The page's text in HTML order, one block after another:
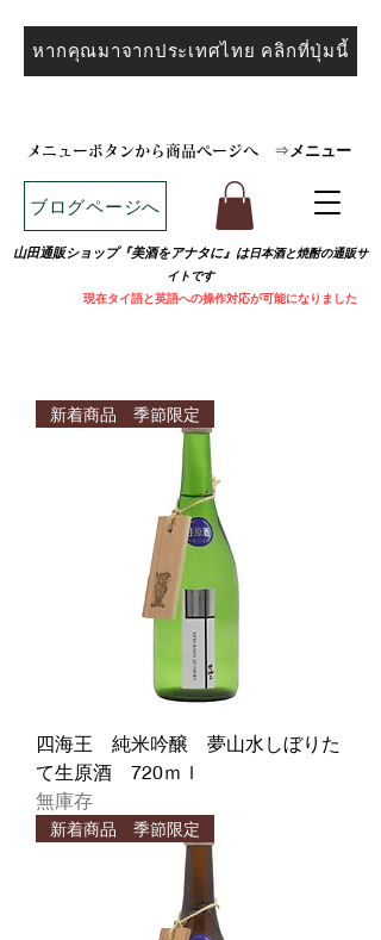
หากคุณมาจากประเทศไทย คลิกที่ปุ่มนี้
メニューボタンから商品ページへ ⇒ メニュー
ブログページへ
山田通販ショップ『美酒をアナタに』は日本酒と焼酎の通販サ
イトです
現在タイ語と英語への操作対応が可能になりました
新着商品 季節限定
四海王 純米吟醸 夢山水しぼりた
て生原酒 720ｍｌ
無庫存
新着商品 季節限定